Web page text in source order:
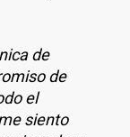
de
de
el
siento